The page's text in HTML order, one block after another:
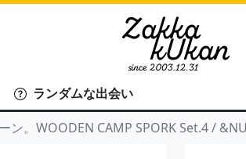
ランダムな出会い
ン。WOODEN CAMP SPORK Set.4 /